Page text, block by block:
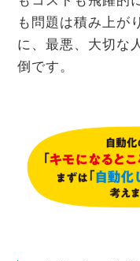
も問題は積み上が
に、最悪、大切な
倒です。